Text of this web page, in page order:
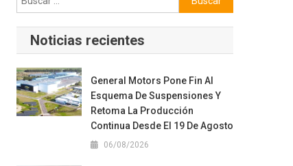
Noticias recientes
General Motors Pone Fin Al
Esquema De Suspensiones Y
Retoma La Producción
Continua Desde El 19 De Agosto
06/08/2026